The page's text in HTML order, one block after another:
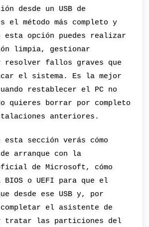
desde un USB de
el método más completo y
opción puedes realizar
limpia, gestionar
resolver fallos graves que
el sistema. Es la mejor
restablecer el PC no
quieres borrar por completo
anteriores.
sección verás cómo
arranque con la
de Microsoft, cómo
o UEFI para que el
desde ese USB y, por
el asistente de
tratar las particiones del